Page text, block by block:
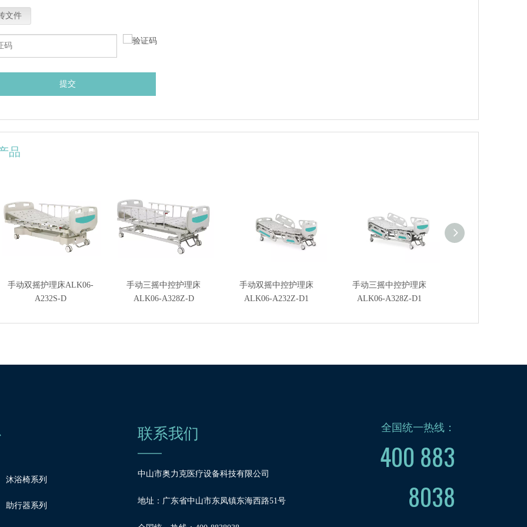
文件
提交
品
手动双摇护理床ALK06-
A232S-D
手动三摇中控护理床
ALK06-A328Z-D
手动双摇中控护理床
ALK06-A232Z-D1
手动三摇中控护理床
ALK06-A328Z-D1
沐浴椅系列
助行器系列
联系我们
中山市奥力克医疗设备科技有限公司
地址：广东省中山市东凤镇东海西路51号
全国统一热线：
400 883
8038